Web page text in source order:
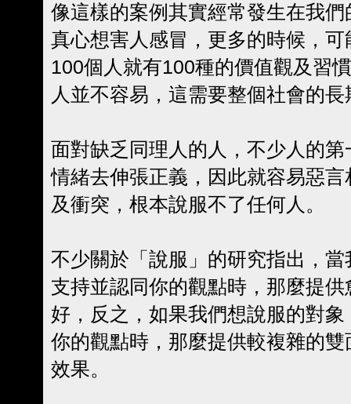
像這樣的案例其實經常發生在我
真心想害人感冒，更多的時候，
100個人就有100種的價值觀及習
人並不容易，這需要整個社會的
面對缺乏同理人的人，不少人的
情緒去伸張正義，因此就容易惡
及衝突，根本說服不了任何人。
不少關於「說服」的研究指出，
支持並認同你的觀點時，那麼提
好，反之，如果我們想說服的對
你的觀點時，那麼提供較複雜的
效果。